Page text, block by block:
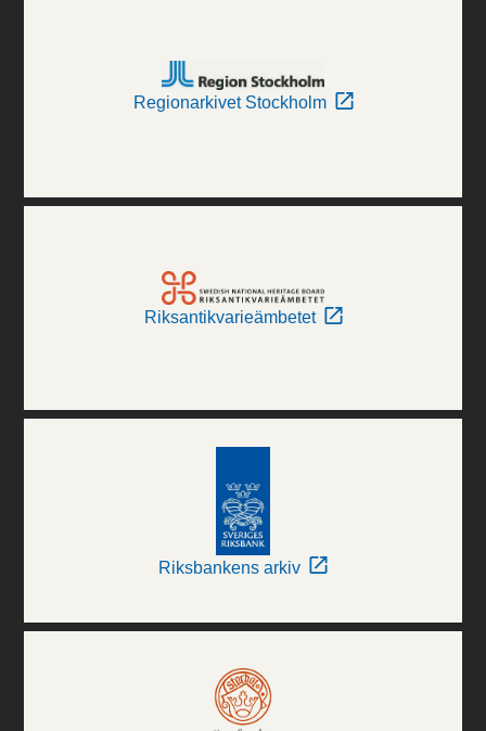
Regionarkivet Stockholm
Riksantikvarieämbetet
Riksbankens arkiv